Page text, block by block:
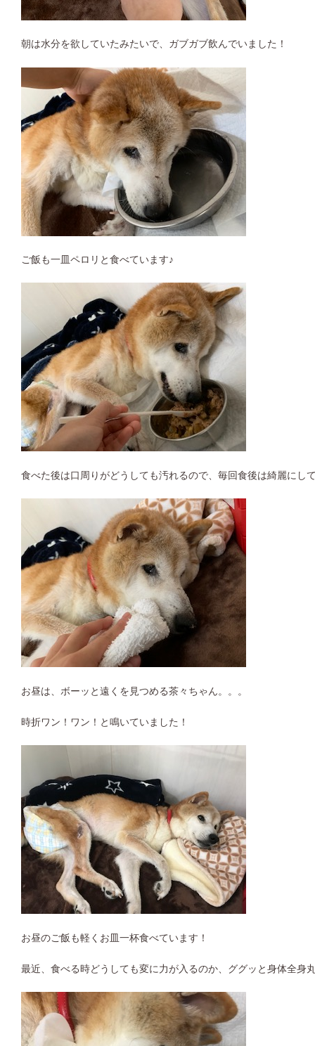
朝は水分を欲していたみたいで、ガブガブ飲んでいました！
ご飯も一皿ペロリと食べています♪
食べた後は口周りがどうしても汚れるので、毎回食後は綺麗にし
お昼は、ボーッと遠くを見つめる茶々ちゃん。。。
時折ワン！ワン！と鳴いていました！
お昼のご飯も軽くお皿一杯食べています！
最近、食べる時どうしても変に力が入るのか、ググッと身体全身